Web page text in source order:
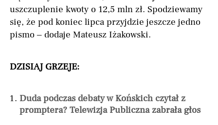
uszczuplenie kwoty o 12,5 mln zł. Spodziewamy
się, że pod koniec lipca przyjdzie jeszcze jedno
pismo – dodaje Mateusz Iżakowski.
DZISIAJ GRZEJE:
Duda podczas debaty w Końskich czytał z
promptera? Telewizja Publiczna zabrała głos